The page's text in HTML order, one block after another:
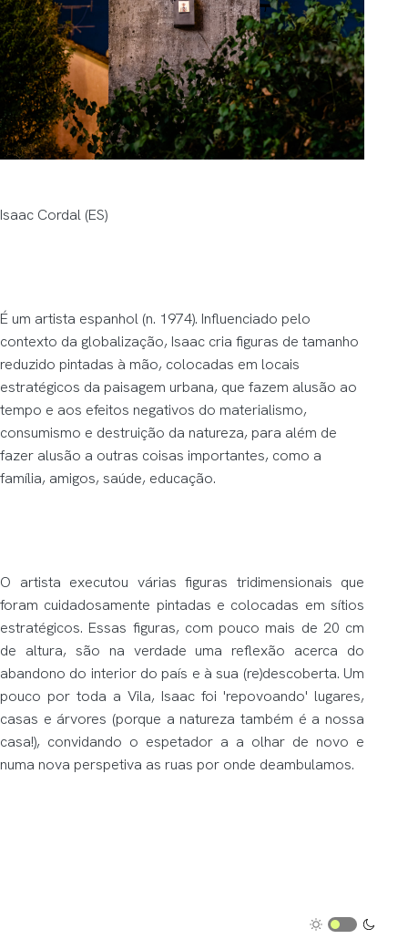
Isaac Cordal (ES)
É um artista espanhol (n. 1974). Influenciado pelo
contexto da globalização, Isaac cria figuras de tamanho
reduzido pintadas à mão, colocadas em locais
estratégicos da paisagem urbana, que fazem alusão ao
tempo e aos efeitos negativos do materialismo,
consumismo e destruição da natureza, para além de
fazer alusão a outras coisas importantes, como a
família, amigos, saúde, educação.
O artista executou várias figuras tridimensionais que
foram cuidadosamente pintadas e colocadas em sítios
estratégicos. Essas figuras, com pouco mais de 20 cm
de altura, são na verdade uma reflexão acerca do
abandono do interior do país e à sua (re)descoberta. Um
pouco por toda a Vila, Isaac foi 'repovoando' lugares,
casas e árvores (porque a natureza também é a nossa
casa!), convidando o espetador a a olhar de novo e
numa nova perspetiva as ruas por onde deambulamos.